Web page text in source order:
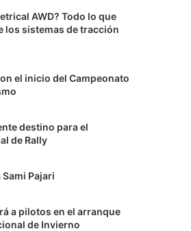
AWD? Todo lo que
los sistemas de tracción
el inicio del Campeonato
destino para el
de Rally
Pajari
a pilotos en el arranque
de Invierno